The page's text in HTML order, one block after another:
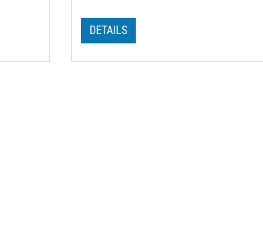
DETAILS